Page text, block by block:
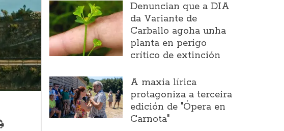
Denuncian que a DIA
da Variante de
Carballo agoha unha
planta en perigo
crítico de extinción
A maxia lírica
protagoniza a terceira
edición de "Ópera en
Carnota"